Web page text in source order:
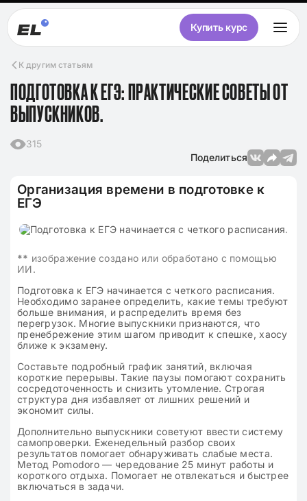
Купить курс
К другим статьям
ПОДГОТОВКА К ЕГЭ: ПРАКТИЧЕСКИЕ СОВЕТЫ ОТ
ВЫПУСКНИКОВ.
315
Поделиться
Организация времени в подготовке к
ЕГЭ
** изображение создано или обработано с помощью
ИИ.
Подготовка к ЕГЭ начинается с четкого расписания.
Необходимо заранее определить, какие темы требуют
больше внимания, и распределить время без
перегрузок. Многие выпускники признаются, что
пренебрежение этим шагом приводит к спешке, хаосу
ближе к экзамену.
Составьте подробный график занятий, включая
короткие перерывы. Такие паузы помогают сохранить
сосредоточенность и снизить утомление. Строгая
структура дня избавляет от лишних решений и
экономит силы.
Дополнительно выпускники советуют ввести систему
самопроверки. Еженедельный разбор своих
результатов помогает обнаруживать слабые места.
Метод Pomodoro — чередование 25 минут работы и
короткого отдыха. Помогает не отвлекаться и быстрее
включаться в задачи.